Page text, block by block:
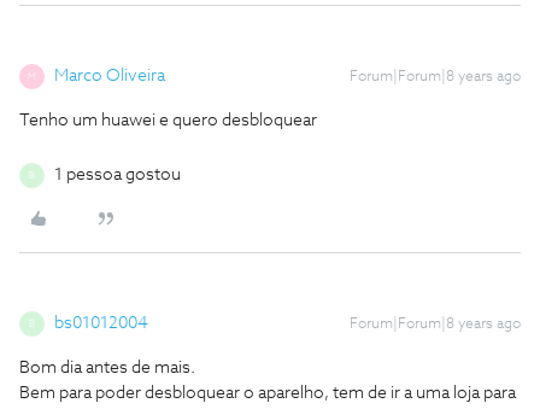
M Marco Oliveira Forum|Forum|8 years ago
Tenho um huawei e quero desbloquear
1 pessoa gostou
bs01012004 Forum|Forum|8 years ago
Bom dia antes de mais.
Bem para poder desbloquear o aparelho, tem de ir a uma loja para